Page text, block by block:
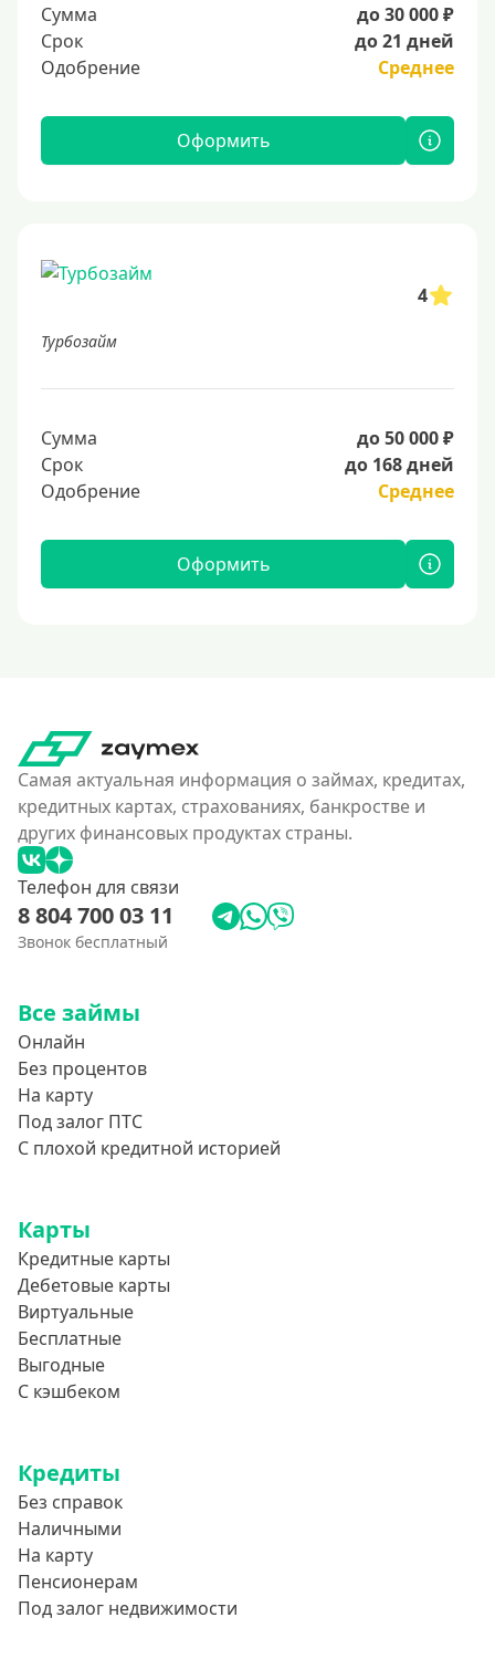
Сумма
до 30 000 ₽
Срок
до 21 дней
Одобрение
Среднее
Оформить
4
Турбозайм
Сумма
до 50 000 ₽
Срок
до 168 дней
Одобрение
Среднее
Оформить
Самая актуальная информация о займах, кредитах,
кредитных картах, страхованиях, банкростве и
других финансовых продуктах страны.
Телефон для связи
8 804 700 03 11
Звонок бесплатный
Все займы
Онлайн
Без процентов
На карту
Под залог ПТС
С плохой кредитной историей
Карты
Кредитные карты
Дебетовые карты
Виртуальные
Бесплатные
Выгодные
С кэшбеком
Кредиты
Без справок
Наличными
На карту
Пенсионерам
Под залог недвижимости